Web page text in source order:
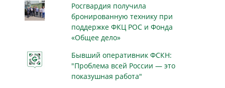
Росгвардия получила
бронированную технику при
поддержке ФКЦ РОС и Фонда
«Общее дело»
Бывший оперативник ФСКН:
"Проблема всей России — это
показушная работа"